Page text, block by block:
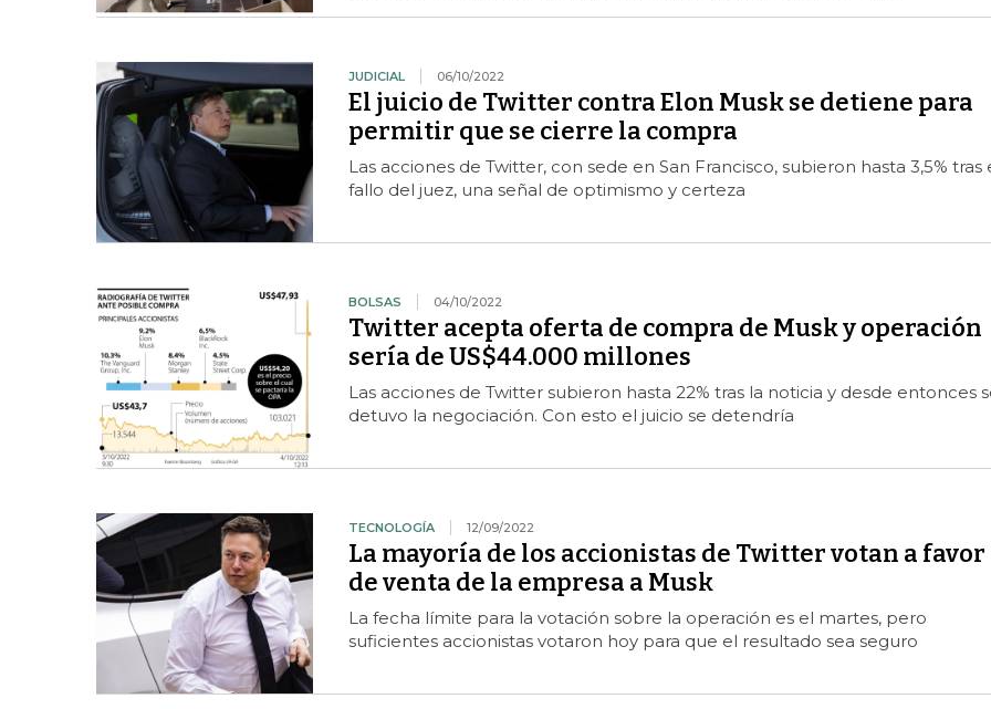
JUDICIAL 06/10/2022
El juicio de Twitter contra Elon Musk se detiene para
permitir que se cierre la compra
Las acciones de Twitter, con sede en San Francisco, subieron hasta 3,5% tras
fallo del juez, una señal de optimismo y certeza
BOLSAS 04/10/2022
Twitter acepta oferta de compra de Musk y operación
sería de US$44.000 millones
Las acciones de Twitter subieron hasta 22% tras la noticia y desde entonces
detuvo la negociación. Con esto el juicio se detendría
TECNOLOGÍA 12/09/2022
La mayoría de los accionistas de Twitter votan a favor
de venta de la empresa a Musk
La fecha límite para la votación sobre la operación es el martes, pero
suficientes accionistas votaron hoy para que el resultado sea seguro